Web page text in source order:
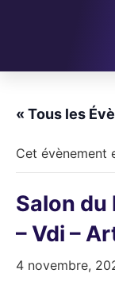
« Tous les
Cet évènement
Salon du
– Vdi –
4 novembre,